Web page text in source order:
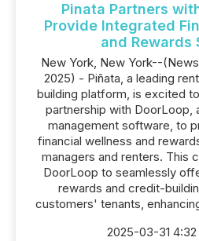
Pinata Partners
Provide Integrated
and Rewards
New York, New York--
2025) - Piñata, a leading
building platform, is excited
partnership with
management software, to
financial wellness and
managers and renters. This
DoorLoop to seamlessly
rewards and credit-
customers' tenants,
2025-03-31